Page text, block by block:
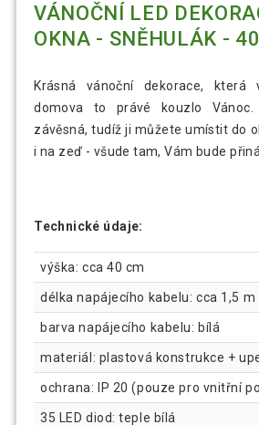
VÁNOČNÍ LED
OKNA - SNĚHULÁK -
Krásná vánoční dekorace, která
domova to právé kouzlo Vánoc.
závěsná, tudíž ji můžete umístit do
i na zeď - všude tam, Vám bude
Technické údaje:
výška: cca 40 cm
délka napájecího kabelu: cca 1,5 m
barva napájecího kabelu: bílá
materiál: plastová konstrukce +
ochrana: IP 20 (pouze pro vnitřní
35 LED diod: teple bílá